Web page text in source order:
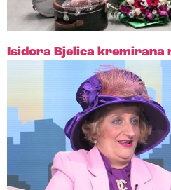
Isidora Bjelica kremirana